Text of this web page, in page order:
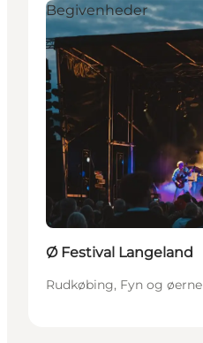
Begivenheder
Ø Festival Langeland
Rudkøbing, Fyn og øerne